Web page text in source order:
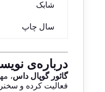
شابک
سال چاپ
درباره‌ی
گائور گوپال داس
فعالیت کرده و